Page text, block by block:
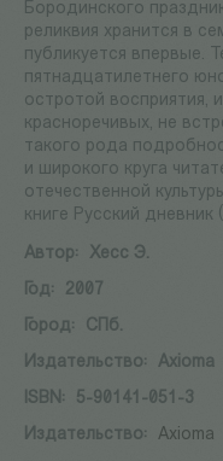
Бородинского
реликвия хранится в
публикуется впервые.
пятнадцатилетнего
остротой восприятия,
красноречивых, не
такого рода подробностей
и широкого круга
отечественной
книге Русский дневник
Автор:
Хесс Э.
Год:
2007
Город:
СПб.
Издательство:
Axioma
ISBN:
5-90141-051-3
Издательство:
Axioma